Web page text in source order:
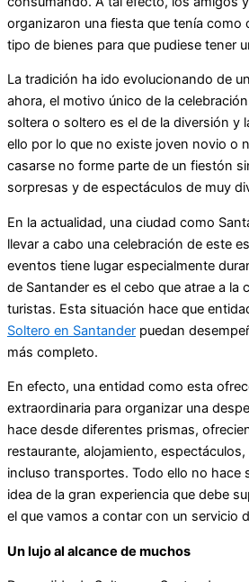
organizaron una fiesta que tenía como
tipo de bienes para que pudiese tener
La tradición ha ido evolucionando de
ahora, el motivo único de la
soltera o soltero es el de la diversión y
ello por lo que no existe joven novio o
casarse no forme parte de un fiestón
sorpresas y de espectáculos de muy
En la actualidad, una ciudad como
llevar a cabo una celebración de este
eventos tiene lugar especialmente
de Santander es el cebo que atrae a la
turistas. Esta situación hace que
Soltero en Santander puedan
más completo.
En efecto, una entidad como esta
extraordinaria para organizar una
hace desde diferentes prismas,
restaurante, alojamiento,
incluso transportes. Todo ello no hace
idea de la gran experiencia que debe
el que vamos a contar con un servicio
Un lujo al alcance de muchos